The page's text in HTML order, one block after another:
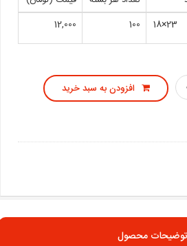
23×18
100
12,000
افزودن به سبد خرید
توضیحات محصول